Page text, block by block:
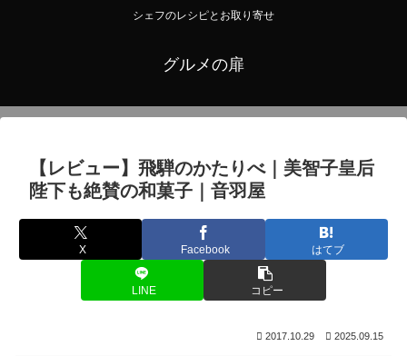
シェフのレシピとお取り寄せ
グルメの扉
【レビュー】飛騨のかたりべ｜美智子皇后
陛下も絶賛の和菓子｜音羽屋
X Facebook はてブ
LINE コピー
2017.10.29 2025.09.15